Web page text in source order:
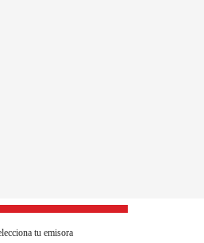
tu emisora